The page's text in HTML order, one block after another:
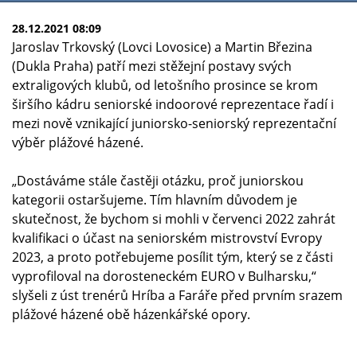
28.12.2021 08:09
Jaroslav Trkovský (Lovci Lovosice) a Martin Březina
(Dukla Praha) patří mezi stěžejní postavy svých
extraligových klubů, od letošního prosince se krom
širšího kádru seniorské indoorové reprezentace řadí i
mezi nově vznikající juniorsko-seniorský reprezentační
výběr plážové házené.
„Dostáváme stále častěji otázku, proč juniorskou
kategorii ostaršujeme. Tím hlavním důvodem je
skutečnost, že bychom si mohli v červenci 2022 zahrát
kvalifikaci o účast na seniorském mistrovství Evropy
2023, a proto potřebujeme posílit tým, který se z části
vyprofiloval na dorosteneckém EURO v Bulharsku,“
slyšeli z úst trenérů Hríba a Faráře před prvním srazem
plážové házené obě házenkářské opory.